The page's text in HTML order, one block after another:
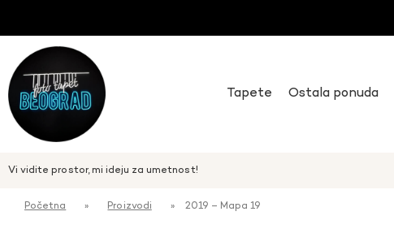
Tapete Ostala ponuda
Vi vidite prostor, mi ideju za umetnost!
Početna » Proizvodi » 2019 – Mapa 19